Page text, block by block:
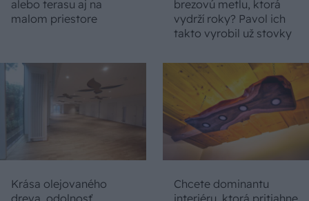
alebo terasu aj na
malom priestore
brezovú metlu, ktorá
vydrží roky? Pavol ich
takto vyrobil už stovky
Krása olejovaného
Chcete dominantu